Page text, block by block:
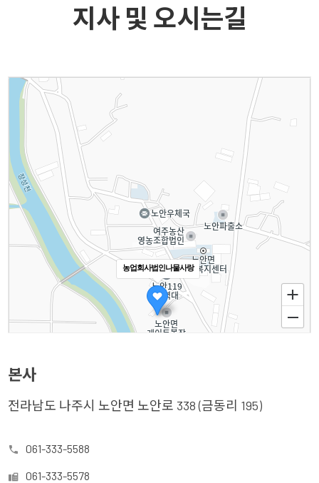
지사 및 오시는길
농업회사법인나물사랑
본사
전라남도 나주시 노안면 노안로 338 (금동리 195)
061-333-5588
061-333-5578